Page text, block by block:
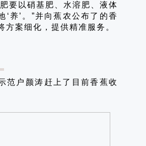
要以硝基肥、水溶肥、液体
养’。”并向蕉农公布了的香
案细化，提供精准服务。
范户颜涛赶上了目前香蕉收